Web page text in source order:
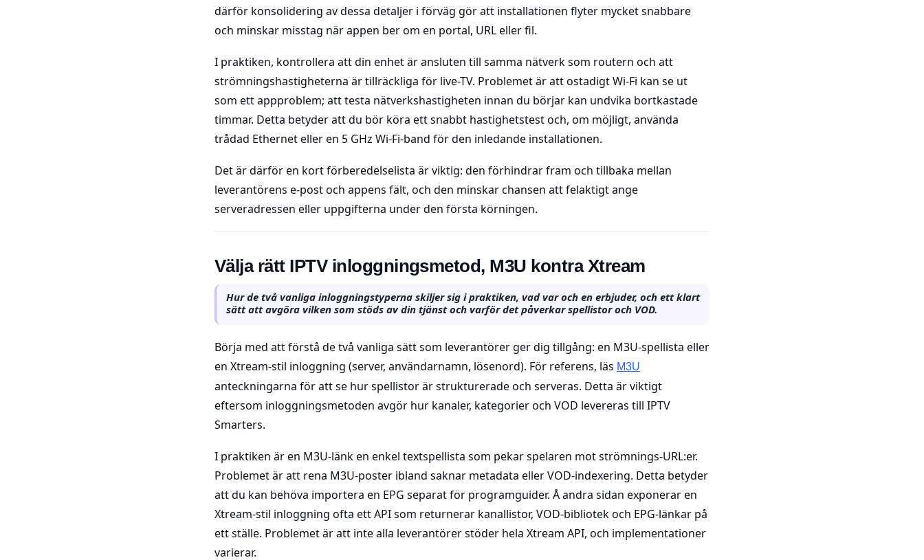
därför konsolidering av dessa detaljer i förväg gör att installationen flyter mycket snabbare
och minskar misstag när appen ber om en portal, URL eller fil.
I praktiken, kontrollera att din enhet är ansluten till samma nätverk som routern och att
strömningshastigheterna är tillräckliga för live-TV. Problemet är att ostadigt Wi-Fi kan se ut
som ett appproblem; att testa nätverkshastigheten innan du börjar kan undvika bortkastade
timmar. Detta betyder att du bör köra ett snabbt hastighetstest och, om möjligt, använda
trådad Ethernet eller en 5 GHz Wi-Fi-band för den inledande installationen.
Det är därför en kort förberedelselista är viktig: den förhindrar fram och tillbaka mellan
leverantörens e-post och appens fält, och den minskar chansen att felaktigt ange
serveradressen eller uppgifterna under den första körningen.
Välja rätt IPTV inloggningsmetod, M3U kontra Xtream
Hur de två vanliga inloggningstyperna skiljer sig i praktiken, vad var och en erbjuder, och ett klart
sätt att avgöra vilken som stöds av din tjänst och varför det påverkar spellistor och VOD.
Börja med att förstå de två vanliga sätt som leverantörer ger dig tillgång: en M3U-spellista eller
en Xtream-stil inloggning (server, användarnamn, lösenord). För referens, läs M3U
anteckningarna för att se hur spellistor är strukturerade och serveras. Detta är viktigt
eftersom inloggningsmetoden avgör hur kanaler, kategorier och VOD levereras till IPTV
Smarters.
I praktiken är en M3U-länk en enkel textspellista som pekar spelaren mot strömnings-URL:er.
Problemet är att rena M3U-poster ibland saknar metadata eller VOD-indexering. Detta betyder
att du kan behöva importera en EPG separat för programguider. Å andra sidan exponerar en
Xtream-stil inloggning ofta ett API som returnerar kanallistor, VOD-bibliotek och EPG-länkar på
ett ställe. Problemet är att inte alla leverantörer stöder hela Xtream API, och implementationer
varierar.